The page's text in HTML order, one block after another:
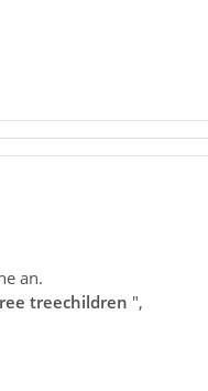
an.
treechildren ",